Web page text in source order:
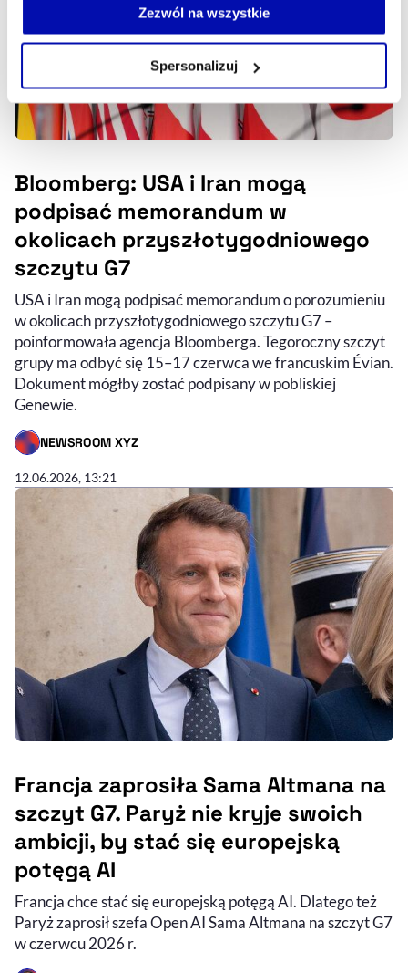
możesz łatwo zarządzać swoimi uprawnieniami, np. we
własnej przeglądarce internetowej lub po wybraniu opcji
naszejPolityce Prywatności
Zezwól na wszystkie
Spersonalizuj
Bloomberg: USA i Iran mogą
podpisać memorandum w
okolicach przyszłotygodniowego
szczytu G7
USA i Iran mogą podpisać memorandum o porozumieniu
w okolicach przyszłotygodniowego szczytu G7 –
poinformowała agencja Bloomberga. Tegoroczny szczyt
grupy ma odbyć się 15–17 czerwca we francuskim Évian.
Dokument mógłby zostać podpisany w pobliskiej
Genewie.
NEWSROOM XYZ
- AUTOR ARTYKUŁU - PROFIL
12.06.2026, 13:21
Francja zaprosiła Sama Altmana na
szczyt G7. Paryż nie kryje swoich
ambicji, by stać się europejską
potęgą AI
Francja chce stać się europejską potęgą AI. Dlatego też
Paryż zaprosił szefa Open AI Sama Altmana na szczyt G7
w czerwcu 2026 r.